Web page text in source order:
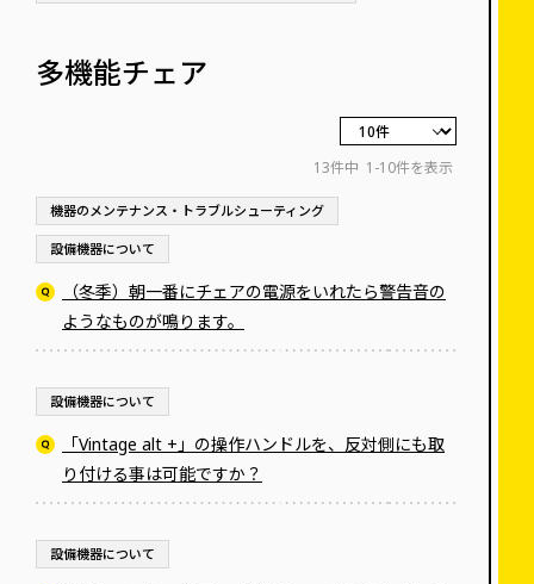
多機能チェア
13件中 1-10件を表示
機器のメンテナンス・トラブルシューティング
設備機器について
（冬季）朝一番にチェアの電源をいれたら警告音の
ようなものが鳴ります。
設備機器について
「Vintage alt +」の操作ハンドルを、反対側にも取
り付ける事は可能ですか？
設備機器について